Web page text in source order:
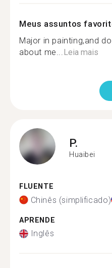
Meus assuntos
Major in painting,and
about me...Leia mais
P.
Huaibei
FLUENTE
Chinês (simplificado)
APRENDE
Inglês